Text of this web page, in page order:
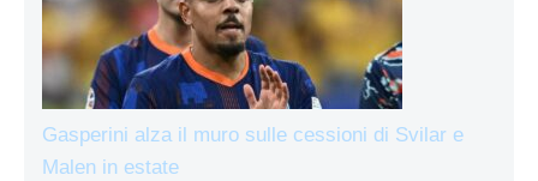
Gasperini alza il muro sulle cessioni di Svilar e
Malen in estate